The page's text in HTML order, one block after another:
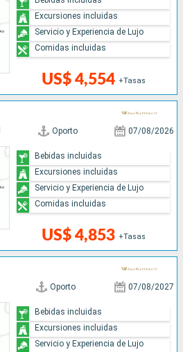
US$ 4,554 +Tasas
Excursiones incluidas
Servicio y Experiencia de Lujo
Comidas incluidas
Oporto 07/08/2026
US$ 4,853 +Tasas
Bebidas incluidas
Excursiones incluidas
Servicio y Experiencia de Lujo
Comidas incluidas
Oporto 07/08/2027
Bebidas incluidas
Excursiones incluidas
Servicio y Experiencia de Lujo